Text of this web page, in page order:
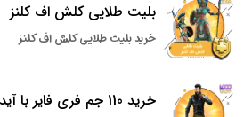
بلیت طلایی کلش اف کلنز
خرید بلیت طلایی کلش اف کلنز
خرید 110 جم فری فایر با آیدی